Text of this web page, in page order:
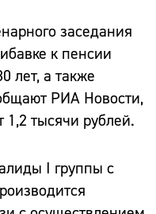
заседания
к пенсии
лет, а также
РИА Новости,
1,2 тысячи рублей.
I группы с